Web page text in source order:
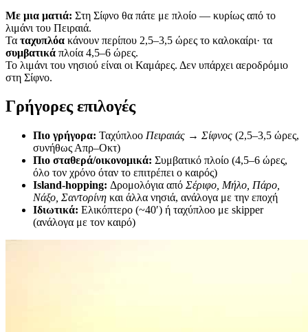
Με μια ματιά: Στη Σίφνο θα πάτε με πλοίο — κυρίως από το
λιμάνι του Πειραιά.
Τα ταχυπλόα κάνουν περίπου 2,5–3,5 ώρες το καλοκαίρι· τα
συμβατικά πλοία 4,5–6 ώρες.
Το λιμάνι του νησιού είναι οι Καμάρες. Δεν υπάρχει αεροδρόμιο
στη Σίφνο.
Γρήγορες επιλογές
Πιο γρήγορα: Ταχύπλοο Πειραιάς → Σίφνος (2,5–3,5 ώρες,
συνήθως Απρ–Οκτ)
Πιο σταθερά/οικονομικά: Συμβατικό πλοίο (4,5–6 ώρες,
όλο τον χρόνο όταν το επιτρέπει ο καιρός)
Island-hopping: Δρομολόγια από Σέριφο, Μήλο, Πάρο,
Νάξο, Σαντορίνη και άλλα νησιά, ανάλογα με την εποχή
Ιδιωτικά: Ελικόπτερο (~40′) ή ταχύπλοο με skipper
(ανάλογα με τον καιρό)